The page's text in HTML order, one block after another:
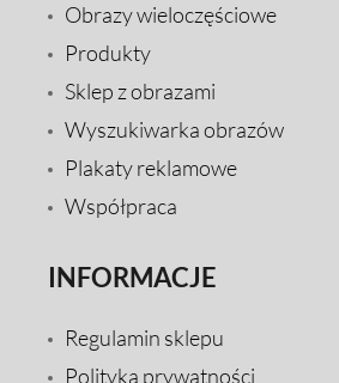
Obrazy wieloczęściowe
Produkty
Sklep z obrazami
Wyszukiwarka obrazów
Plakaty reklamowe
Współpraca
INFORMACJE
Regulamin sklepu
Polityka prywatności